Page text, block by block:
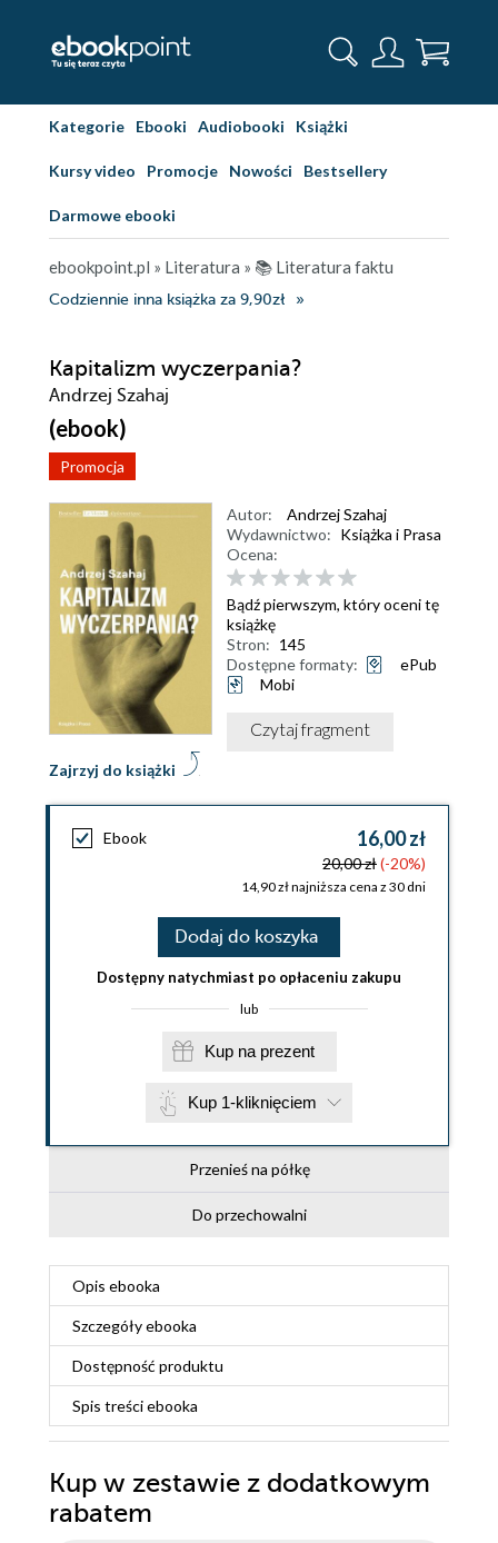
Kategorie Ebooki Audiobooki Książki
Kursy video Promocje Nowości Bestsellery
Darmowe ebooki
ebookpoint.pl » Literatura » 📚 Literatura faktu
Codziennie inna książka za 9,90zł
Kapitalizm wyczerpania?
Andrzej Szahaj
(ebook)
Promocja
Zajrzyj do książki
Autor:
Andrzej Szahaj
Wydawnictwo: Książka i Prasa
Ocena:
Bądź pierwszym, który oceni tę
książkę
Stron: 145
Dostępne formaty:
ePub
Mobi
Czytaj fragment
Ebook 16,00 zł
20,00 zł(-20%)
14,90 zł najniższa cena z 30 dni
Dodaj do koszyka
Dostępny natychmiast po opłaceniu zakupu
lub
Kup na prezent
Kup 1-kliknięciem
Przenieś na półkę
Do przechowalni
Opis ebooka
Szczegółyebooka
Dostępność produktu
Spis treściebooka
Kup w zestawie z dodatkowym
rabatem